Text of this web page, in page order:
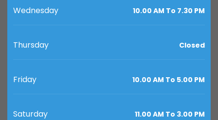
Wednesday 10.00 AM To 7.30 PM
Thursday Closed
Friday 10.00 AM To 5.00 PM
Saturday 11.00 AM To 3.00 PM